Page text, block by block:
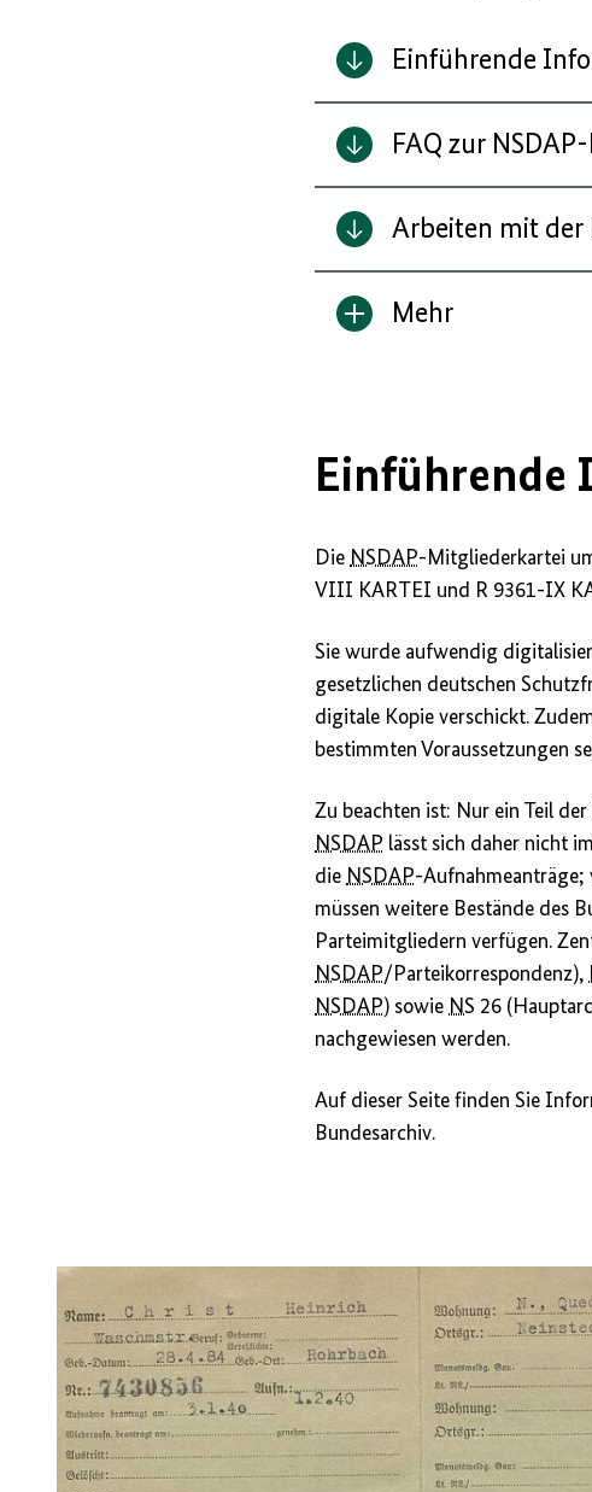
Einführende
FAQ zur
Arbeiten mit der
Inhalt
Mehr
Einführende
Die NSDAP-Mitgliederkartei
VIII KARTEI und R 9361-IX
Sie wurde aufwendig
gesetzlichen deutschen
digitale Kopie verschickt.
bestimmten Voraussetzungen
Zu beachten ist: Nur ein Teil
NSDAP lässt sich daher nicht
die NSDAP-Aufnahmeanträge;
müssen weitere Bestände des
Parteimitgliedern verfügen.
NSDAP/Parteikorrespondenz),
NSDAP) sowie NS 26
nachgewiesen werden.
Auf dieser Seite finden Sie
Bundesarchiv.